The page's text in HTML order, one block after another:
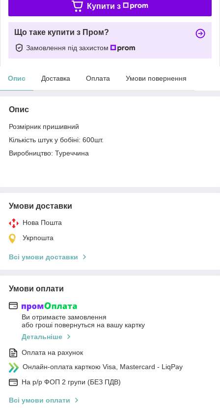
Купити з
Що таке купити з Пром?
Замовлення під захистом
Опис Доставка Оплата Умови повернення
Опис
Розмірник пришивний
Кількість штук у бобіні: 600шт.
Виробництво: Туреччина
Умови доставки
Нова Пошта
Укрпошта
Всі умови доставки
Умови оплати
Ви отримаєте замовлення
або гроші повернуться на вашу картку
Детальніше
Оплата на рахунок
Онлайн-оплата карткою Visa, Mastercard - LiqPay
На р/р ФОП 2 групи (БЕЗ ПДВ)
Всі умови оплати